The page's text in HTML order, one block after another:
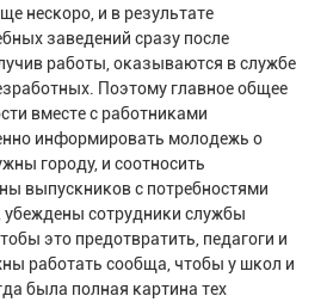
нескоро, и в результате
заведений сразу после
работы, оказываются в службе
Поэтому главное общее
вместе с работниками
информировать молодежь о
городу, и соотносить
выпускников с потребностями
убеждены сотрудники службы
это предотвратить, педагоги и
работать сообща, чтобы у школ и
была полная картина тех